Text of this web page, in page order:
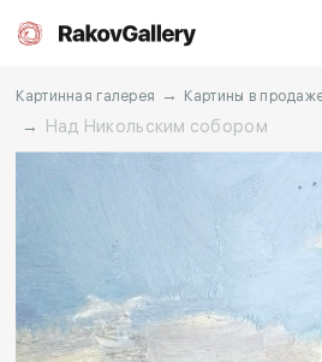
Каталог
Картинная галерея → Картины в
→ Над Никольским собором